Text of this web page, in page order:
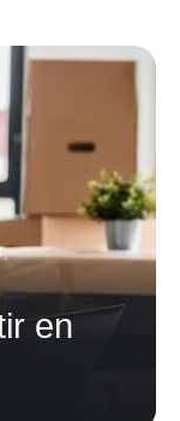
en